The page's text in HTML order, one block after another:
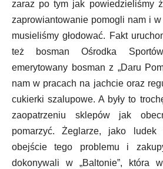
zaraz po tym jak powiedzieliśmy
zaprowiantowanie pomogli nam i
musieliśmy głodować. Fakt
też bosman Ośrodka
emerytowany bosman z „Daru
nam w pracach na jachcie oraz
cukierki szalupowe. A były to
zaopatrzeniu sklepów jak
pomarzyć. Żeglarze, jako ludek
obejście tego problemu i
dokonywali w „Baltonie”, która